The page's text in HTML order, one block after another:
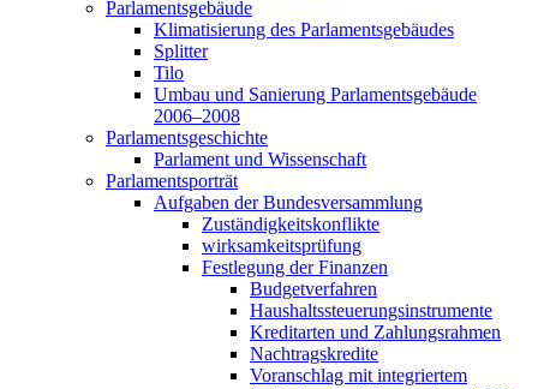
Parlamentsgebäude
Klimatisierung des Parlamentsgebäudes
Splitter
Tilo
Umbau und Sanierung Parlamentsgebäude
2006–2008
Parlamentsgeschichte
Parlament und Wissenschaft
Parlamentsporträt
Aufgaben der Bundesversammlung
Zuständigkeitskonflikte
wirksamkeitsprüfung
Festlegung der Finanzen
Budgetverfahren
Haushaltssteuerungsinstrumente
Kreditarten und Zahlungsrahmen
Nachtragskredite
Voranschlag mit integriertem